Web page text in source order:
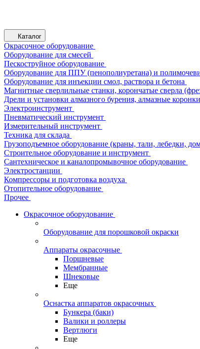
Каталог
Окрасочное оборудование
Оборудование для смесей
Пескоструйное оборудование
Оборудование для ППУ (пенополиуретана) и
Оборудование для инъекции смол, раствора и бетона
Магнитные сверлильные станки, корончатые сверла
Дрели и установки алмазного бурения, алмазные коронки
Электроинструмент
Пневматический инструмент
Измерительный инструмент
Техника для склада
Грузоподъемное оборудование (краны, тали, лебедки,
Строительное оборудование и инструмент
Сантехническое и каналопромывочное оборудование
Электростанции
Компрессоры и подготовка воздуха
Отопительное оборудование
Прочее
Окрасочное оборудование
Оборудование для порошковой окраски
Аппараты окрасочные
Поршневые
Мембранные
Шнековые
Еще
Оснастка аппаратов окрасочных
Бункера (баки)
Валики и роллеры
Вертлюги
Еще